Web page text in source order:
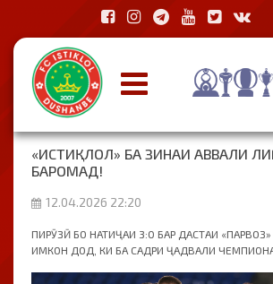
«ИСТИҚЛОЛ» БА ЗИНАИ АВВАЛИ
БАРОМАД!
12.04.2026 22:20
ПИРӮЗӢ БО НАТИҶАИ 3:0 БАР ДАСТАИ
ИМКОН ДОД, КИ БА САДРИ ҶАДВАЛИ